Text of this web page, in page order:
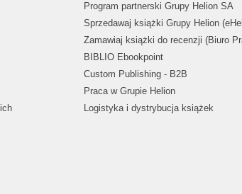
Program partnerski Grupy Helion SA
Sprzedawaj książki Grupy Helion
Zamawiaj książki do recenzji (Biuro
BIBLIO Ebookpoint
Custom Publishing - B2B
Praca w Grupie Helion
Logistyka i dystrybucja książek